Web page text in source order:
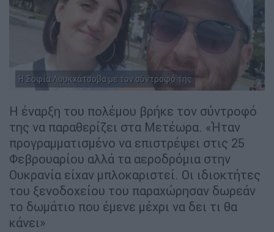
Η Σοφία Λουκχάτσοβα με τον σύντροφό της
Η έναρξη του πολέμου βρήκε τον σύντροφό
της να παραθερίζει στα Μετέωρα. «Ήταν
προγραμματισμένο να επιστρέψει στις 25
Φεβρουαρίου αλλά τα αεροδρόμια στην
Ουκρανία είχαν μπλοκαριστεί. Οι ιδιοκτήτες
του ξενοδοχείου του παραχώρησαν δωρεάν
το δωμάτιο που έμενε μέχρι να δει τι θα
κάνει»